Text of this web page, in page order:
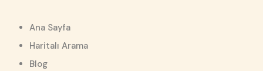
Ana Sayfa
Haritalı Arama
Blog